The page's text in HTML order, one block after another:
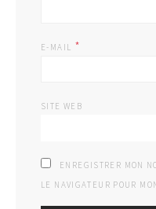
E-MAIL *
SITE WEB
ENREGISTRER MON
LE NAVIGATEUR POUR